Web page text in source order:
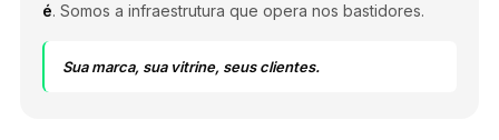
é. Somos a infraestrutura que opera nos bastidores.
Sua marca, sua vitrine, seus clientes.